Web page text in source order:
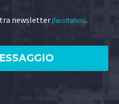
newsletter(facoltativo).